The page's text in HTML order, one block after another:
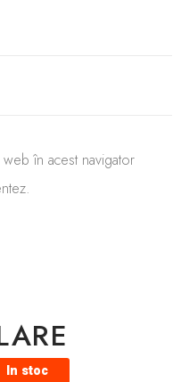
web în acest navigator
In stoc